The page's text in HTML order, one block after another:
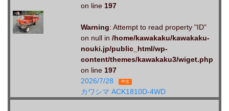
on line 197
Warning: Attempt to read property "ID"
on null in /home/kawakaku/kawakaku-
nouki.jp/public_html/wp-
content/themes/kawakaku3/wiget.php
on line 197
2026/7/28
中古
カワシマ ACK1810D-4WD